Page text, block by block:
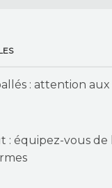
: attention
: équipez-vous